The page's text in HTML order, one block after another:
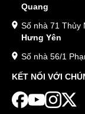
Quang
Số nhà 71 Thủy
Hưng Yên
Số nhà 56/1
KẾT NỐI VỚI